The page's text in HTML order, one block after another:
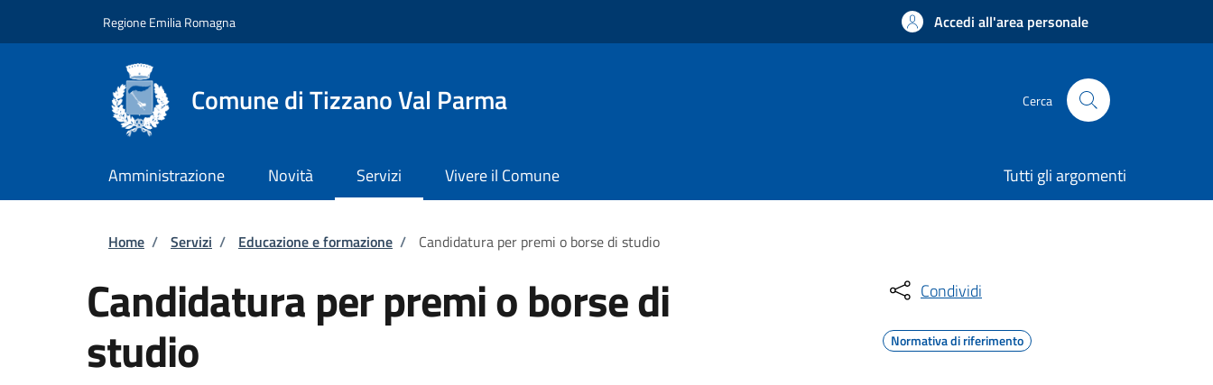
Regione Emilia Romagna Accedi all'area personale
Comune di Tizzano Val Parma Cerca
Amministrazione Novità Servizi Vivere il Comune Tutti gli argomenti
Briciole di pane
Home / Servizi / Educazione e formazione / Candidatura per premi o borse di studio
Candidatura per premi o borse di
studio
Condividi
Normativa di riferimento